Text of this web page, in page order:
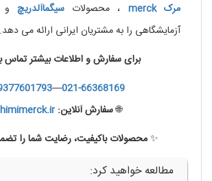
مرک merck ، محصولاتسیگماآلدریچ و
آزمایشگاهی را به مشتریان ایرانی ارائه می دهد.
برای سفارش و اطلاعات بیشتر تماس
021-66368169
—
🌐سفارش آنلاین:
✨محصولات باکیفیت، رضایت شما را
مطالعه خواهید کرد: